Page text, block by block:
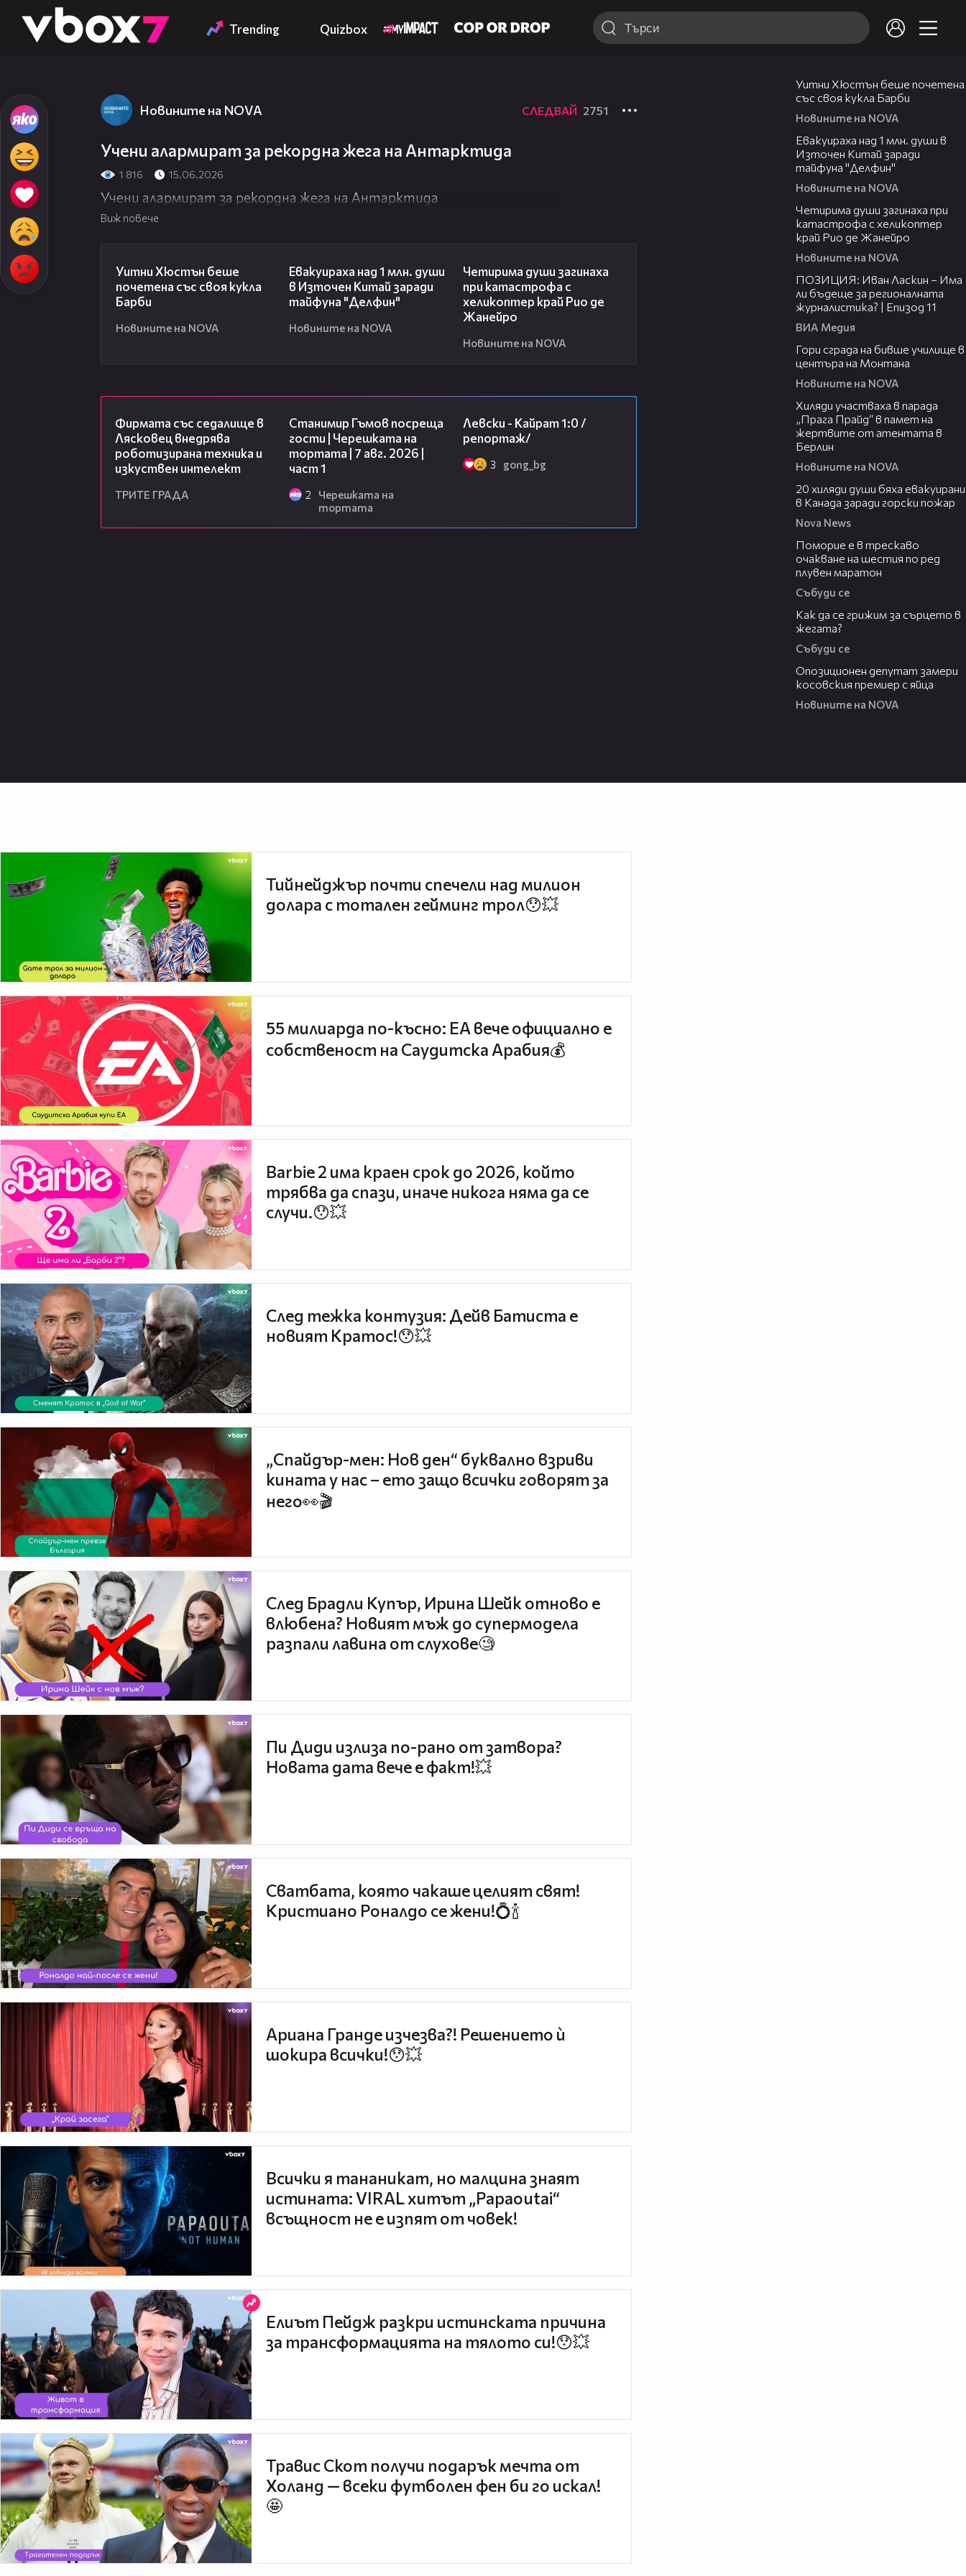
👾 Trending Quizbox
Новините на NOVA СЛЕДВАЙ 2751
Учени алармират за рекордна жега на Антарктида
1 816 15.06.2026
Учени алармират за рекордна жега на Антарктида
Виж повече
Уитни Хюстън беше
почетена със своя кукла
Барби
Новините на NOVA
Евакуираха над 1 млн. души
в Източен Китай заради
тайфуна "Делфин"
Новините на NOVA
Четирима души загинаха
при катастрофа с
хеликоптер край Рио де
Жанейро
Новините на NOVA
Фирмата със седалище в
Лясковец внедрява
роботизирана техника и
изкуствен интелект
ТРИТЕ ГРАДА
Станимир Гъмов посреща
гости | Черешката на
тортата | 7 авг. 2026 |
част 1
2
Черешката на
тортата
Левски - Кайрат 1:0 /
репортаж/
3 gong_bg
Уитни Хюстън беше почетена
със своя кукла Барби
Новините на NOVA
Евакуираха над 1 млн. души в
Източен Китай заради
тайфуна "Делфин"
Новините на NOVA
Четирима души загинаха при
катастрофа с хеликоптер
край Рио де Жанейро
Новините на NOVA
ПОЗИЦИЯ: Иван Ласкин – Има
ли бъдеще за регионалната
журналистика? | Епизод 11
ВИА Медия
Гори сграда на бивше училище в
центъра на Монтана
Новините на NOVA
Хиляди участваха в парада
„Прага Прайд“ в памет на
жертвите от атентата в
Берлин
Новините на NOVA
20 хиляди души бяха евакуирани
в Канада заради горски пожар
Nova News
Поморие е в трескаво
очакване на шестия по ред
плувен маратон
Събуди се
Как да се грижим за сърцето в
жегата?
Събуди се
Опозиционен депутат замери
косовския премиер с яйца
Новините на NOVA
Тийнейджър почти спечели над милион
долара с тотален гейминг трол😯💥
55 милиарда по-късно: EA вече официално е
собственост на Саудитска Арабия💰
Barbie 2 има краен срок до 2026, който
трябва да спази, иначе никога няма да се
случи.😯💥
След тежка контузия: Дейв Батиста е
новият Кратос!😯💥
„Спайдър-мен: Нов ден“ буквално взриви
кината у нас – ето защо всички говорят за
него👀🎬
След Брадли Купър, Ирина Шейк отново е
влюбена? Новият мъж до супермодела
разпали лавина от слухове🧐
Пи Диди излиза по-рано от затвора?
Новата дата вече е факт!💥
Сватбата, която чакаше целият свят!
Кристиано Роналдо се жени!💍🍾
Ариана Гранде изчезва?! Решението ѝ
шокира всички!😯💥
Всички я тананикат, но малцина знаят
истината: VIRAL хитът „Papaoutai“
всъщност не е изпят от човек!
Елиът Пейдж разкри истинската причина
за трансформацията на тялото си!😯💥
Травис Скот получи подарък мечта от
Холанд — всеки футболен фен би го искал!
🤩